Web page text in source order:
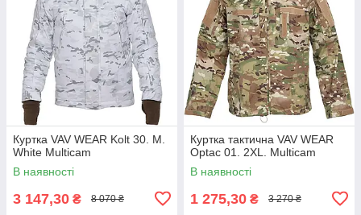
Куртка VAV WEAR Kolt 30. M.
White Multicam
В наявності
3 147,30 ₴ 8 070 ₴
Куртка тактична VAV WEAR
Optac 01. 2XL. Multicam
В наявності
1 275,30 ₴ 3 270 ₴